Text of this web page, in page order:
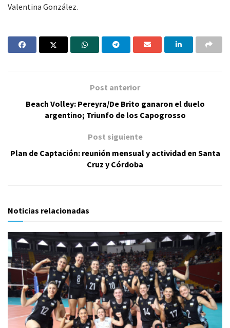
Valentina González.
Post anterior
Beach Volley: Pereyra/De Brito ganaron el duelo
argentino; Triunfo de los Capogrosso
Post siguiente
Plan de Captación: reunión mensual y actividad en Santa
Cruz y Córdoba
Noticias relacionadas